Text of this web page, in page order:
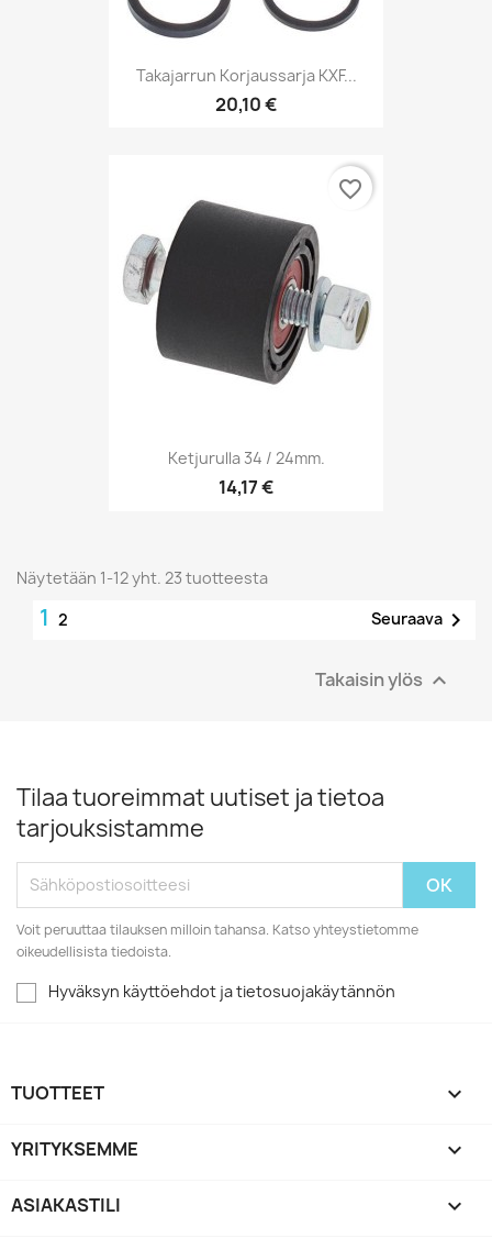
Takajarrun Korjaussarja KXF...
20,10 €
Ketjurulla 34 / 24mm.
14,17 €
favorite_border
Näytetään 1-12 yht. 23 tuotteesta
1 2 Seuraava 
Takaisin ylös 
Tilaa tuoreimmat uutiset ja tietoa
tarjouksistamme
Voit peruuttaa tilauksen milloin tahansa. Katso yhteystietomme
oikeudellisista tiedoista.
Hyväksyn käyttöehdot ja tietosuojakäytännön
TUOTTEET 
YRITYKSEMME 
ASIAKASTILI 